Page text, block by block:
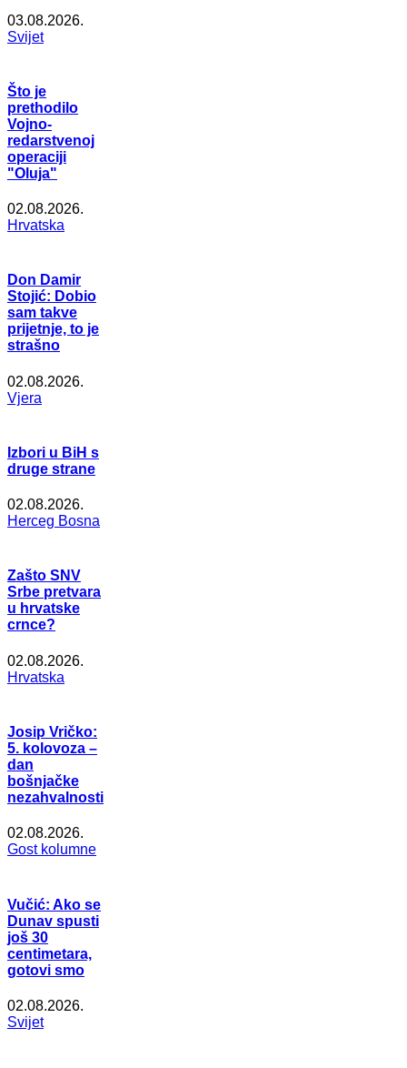
03.08.2026.
Svijet
Što je
prethodilo
Vojno-
redarstvenoj
operaciji
"Oluja"
02.08.2026.
Hrvatska
Don Damir
Stojić: Dobio
sam takve
prijetnje, to je
strašno
02.08.2026.
Vjera
Izbori u BiH s
druge strane
02.08.2026.
Herceg Bosna
Zašto SNV
Srbe pretvara
u hrvatske
crnce?
02.08.2026.
Hrvatska
Josip Vričko:
5. kolovoza –
dan
bošnjačke
nezahvalnosti
02.08.2026.
Gost kolumne
Vučić: Ako se
Dunav spusti
još 30
centimetara,
gotovi smo
02.08.2026.
Svijet